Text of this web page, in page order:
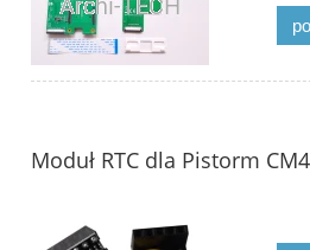
Moduł RTC dla Pistorm CM4